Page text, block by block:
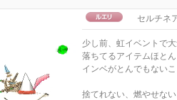
セルチネ
少し前、虹イベントで
落ちてるアイテムほと
インベがとんでもない
捨てれない、燃やせな